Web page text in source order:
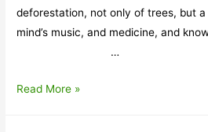
deforestation, not only of trees, but
mind’s music, and
…
The
Read More »